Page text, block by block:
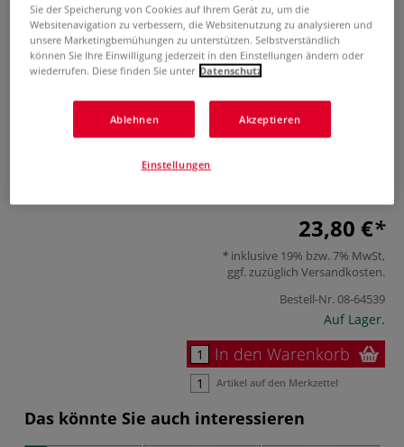
Léonard Bambou Fauve Serie
700RO, Aquarellpinsel-Set
Bambus Aquarell-Pinselset mit 2 Pinseln aus
Synthetikfasern. Diese Zusammenstellung ist optimal für
die Aquarell-, Seidenmalerei und Arbeiten mit Tusche
23,80 €
inklusive 19% bzw. 7% MwSt,
ggf. zuzüglich Versandkosten.
Bestell-Nr.08-64539
Auf Lager.
In den Warenkorb
Artikel auf den Merkzettel
Das könnte Sie auch interessieren
Sie der Speicherung von Cookies auf Ihrem Gerät zu, um die
Websitenavigation zu verbessern, die Websitenutzung zu analysieren und
unsere Marketingbemühungen zu unterstützen. Selbstverständlich
können Sie Ihre Einwilligung jederzeit in den Einstellungen ändern oder
wiederrufen. Diese finden Sie unter Datenschutz
Ablehnen Akzeptieren
Einstellungen